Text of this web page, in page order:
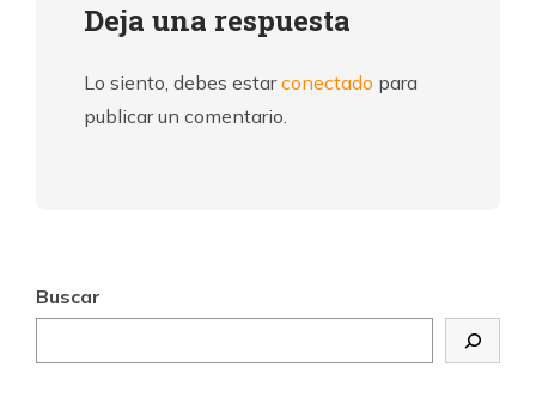
Deja una respuesta
Lo siento, debes estarconectado para
publicar un comentario.
Buscar